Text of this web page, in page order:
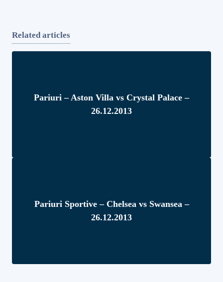
Related articles
Pariuri – Aston Villa vs Crystal Palace –
26.12.2013
Pariuri Sportive – Chelsea vs Swansea –
26.12.2013